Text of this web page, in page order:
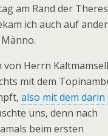
am Rand der
ich auch auf
von Herrn
mit dem
also mit dem
uns, denn nach
beim ersten